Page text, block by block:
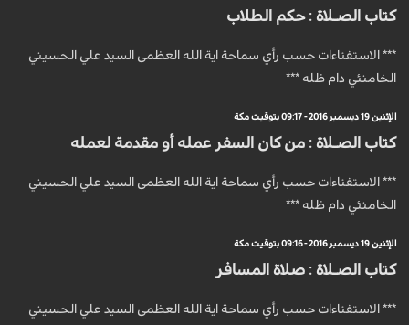
كتاب الصـلاة : حكم الطلاب
*** الاستفتاءات حسب رأي سماحة اية الله العظمى السيد علي الحسيني
الخامنئي دام ظله ***
الإثنين 19 ديسمبر 2016 - 09:17 بتوقيت مكة
كتاب الصـلاة : من كان السفر عمله أو مقدمة لعمله
*** الاستفتاءات حسب رأي سماحة اية الله العظمى السيد علي الحسيني
الخامنئي دام ظله ***
الإثنين 19 ديسمبر 2016 - 09:16 بتوقيت مكة
كتاب الصـلاة : صلاة المسافر
*** الاستفتاءات حسب رأي سماحة اية الله العظمى السيد علي الحسيني